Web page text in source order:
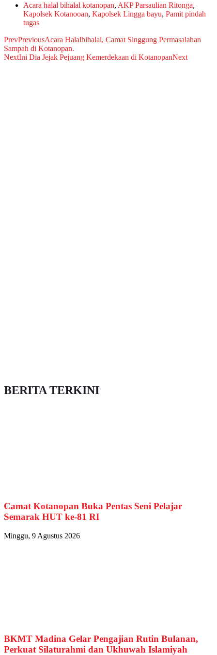
Acara halal bihalal kotanopan, AKP Parsaulian Ritonga,
Kapolsek Kotanooan, Kapolsek Lingga bayu, Pamit pindah
tugas
PrevPreviousAcara Halalbihalal, Camat Singgung Permasalahan
Sampah di Kotanopan.
NextIni Dia Jejak Pejuang Kemerdekaan di KotanopanNext
BERITA TERKINI
Camat Kotanopan Buka Pentas Seni Pelajar
Semarak HUT ke-81 RI
Minggu, 9 Agustus 2026
BKMT Madina Gelar Pengajian Rutin Bulanan,
Perkuat Silaturahmi dan Ukhuwah Islamiyah